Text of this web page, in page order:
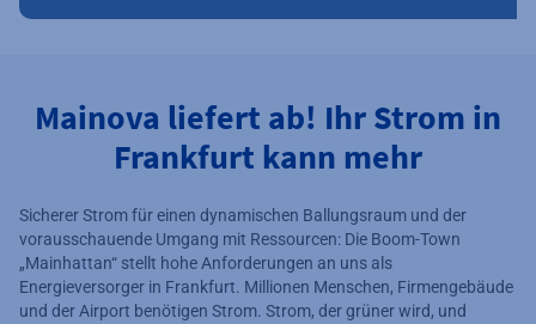
Mainova liefert ab! Ihr Strom in
Frankfurt kann mehr
Sicherer Strom für einen dynamischen Ballungsraum und der
vorausschauende Umgang mit Ressourcen: Die Boom-Town
„Mainhattan“ stellt hohe Anforderungen an uns als
Energieversorger in Frankfurt. Millionen Menschen, Firmengebäude
und der Airport benötigen Strom. Strom, der grüner wird, und